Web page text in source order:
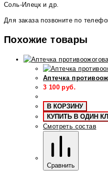
Соль-Илецк и др.
Для заказа позвоните по
Похожие товары
Аптечка
3 100 руб.
В КОРЗИНУ
КУПИТЬ В ОДИН
Смотреть состав
Сравнить